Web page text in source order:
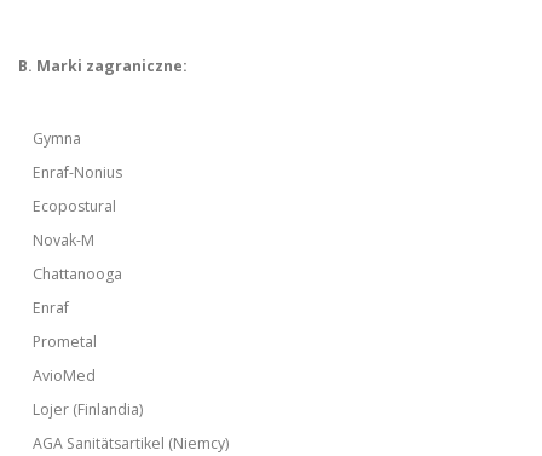
B. Marki zagraniczne:
Gymna
Enraf-Nonius
Ecopostural
Novak-M
Chattanooga
Enraf
Prometal
AvioMed
Lojer (Finlandia)
AGA Sanitätsartikel (Niemcy)